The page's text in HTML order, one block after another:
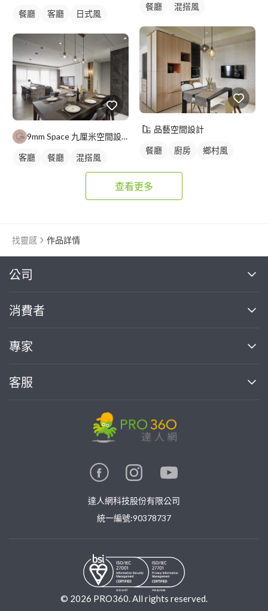
餐廳 客廳 日式風
9mm Space 九厘米空間設計
客廳 餐廳 混搭風
餐廳 混搭風
品藝空間設計
餐廳 廚房 鄉村風
查看更多
找靈感 作品詳情
公司
關於我們
部落格
加入我們
消費者
買服務
熱門服務
專家
案件中心
客服
達人網科技股份有限公司
統一編號:90378737
© 2026 PRO360. All rights reserved.
繼續完成